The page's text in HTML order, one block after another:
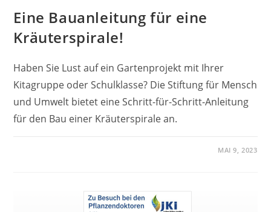
Eine Bauanleitung für eine
Kräuterspirale!
Haben Sie Lust auf ein Gartenprojekt mit Ihrer
Kitagruppe oder Schulklasse? Die Stiftung für Mensch
und Umwelt bietet eine Schritt-für-Schritt-Anleitung
für den Bau einer Kräuterspirale an.
MAI 9, 2023